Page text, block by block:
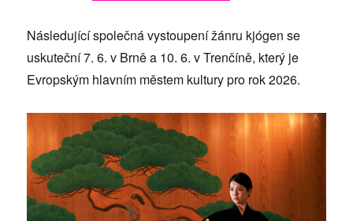
Následující společná vystoupení žánru kjógen se
uskuteční 7. 6. v Brně a 10. 6. v Trenčíně, který je
Evropským hlavním městem kultury pro rok 2026.